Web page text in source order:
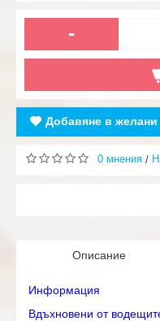
-
Добавяне в желани
0 мнения /
Описание
Информация
Вдъхновени от